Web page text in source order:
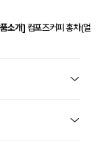
소개] 컴포즈커피 홍차(얼